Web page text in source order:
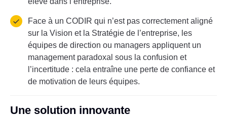
Face à un CODIR qui n’est pas correctement aligné
sur la Vision et la Stratégie de l’entreprise, les
équipes de direction ou managers appliquent un
management paradoxal sous la confusion et
l’incertitude : cela entraîne une perte de confiance et
de motivation de leurs équipes.
Une solution innovante